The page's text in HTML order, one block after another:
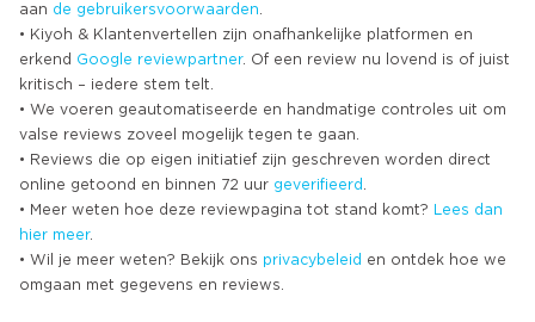
aan de gebruikersvoorwaarden
• Kiyoh & Klantenvertellen zijn onafhankelijke platformen en
erkend Google reviewpartner. Of een review nu lovend is of juist
kritisch – iedere stem telt.
• We voeren geautomatiseerde en handmatige controles uit om
valse reviews zoveel mogelijk tegen te gaan.
• Reviews die op eigen initiatief zijn geschreven worden direct
online getoond en binnen 72 uur geverifieerd
• Meer weten hoe deze reviewpagina tot stand komt?
Lees dan
hier meer.
• Wil je meer weten? Bekijk ons privacybeleid en ontdek hoe we
omgaan met gegevens en reviews.